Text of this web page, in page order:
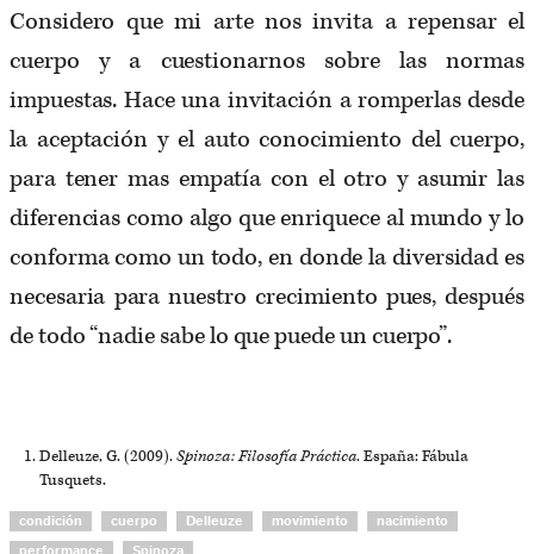
Considero que mi arte nos invita a repensar el
cuerpo y a cuestionarnos sobre las normas
impuestas. Hace una invitación a romperlas desde
la aceptación y el auto conocimiento del cuerpo,
para tener mas empatía con el otro y asumir las
diferencias como algo que enriquece al mundo y lo
conforma como un todo, en donde la diversidad es
necesaria para nuestro crecimiento pues, después
de todo “nadie sabe lo que puede un cuerpo”.
Delleuze, G. (2009).Spinoza: Filosofía Práctica. España: Fábula
Tusquets.
condición cuerpo Delleuze movimiento nacimiento
performance Spinoza